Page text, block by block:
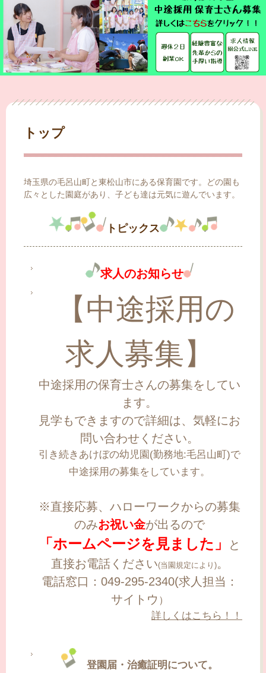
トップ
埼玉県の毛呂山町と東松山市にある保育園です。どの園も
広々とした園庭があり、子ども達は元気に遊んでいます。
トピックス
求人のお知らせ
【中途採用の
求人募集】
中途採用の保育士さんの募集をしてい
ます。
見学もできますので詳細は、気軽にお
問い合わせください。
引き続きあけぼの幼児園(勤務地:毛呂山町)で
中途採用の募集をしています。
※直接応募、ハローワークからの募集
のみお祝い金が出るので
「ホームページを見ました」
と
直接お電話ください(当園規定により)。
電話窓口：049-295-2340(求人担当：
サイトウ ）
詳しくはこちら！！
登園届・治癒証明について。